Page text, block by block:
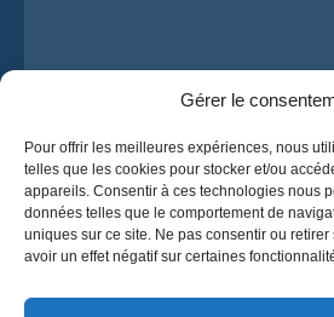
Gérer le
Pour offrir les meilleures expériences, nous
telles que les cookies pour stocker et/ou
appareils. Consentir à ces technologies nous
données telles que le comportement de
uniques sur ce site. Ne pas consentir ou
avoir un effet négatif sur certaines
J’ai lu et j’accepte lapolitique de
d’OsaBus.
Obtenez un